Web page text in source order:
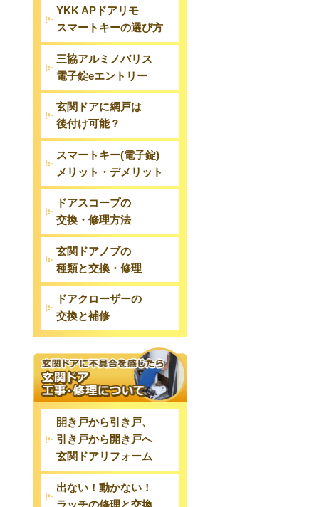
YKK APドアリモ
スマートキーの選び方
三協アルミノバリス
電子錠eエントリー
玄関ドアに網戸は
後付け可能？
スマートキー(電子錠)
メリット・デメリット
ドアスコープの
交換・修理方法
玄関ドアノブの
種類と交換・修理
ドアクローザーの
交換と補修
開き戸から引き戸、
引き戸から開き戸へ
玄関ドアリフォーム
出ない！動かない！
ラッチの修理と交換